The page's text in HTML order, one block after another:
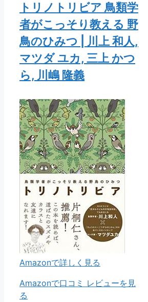
トリノトリビア 鳥類学
者がこっそり教える 野
鳥のひみつ | 川上 和人,
マツダ ユカ, 三上 かつ
ら, 川嶋 隆義
Amazonで詳しく見る
Amazonで口コミ レビューを見
る